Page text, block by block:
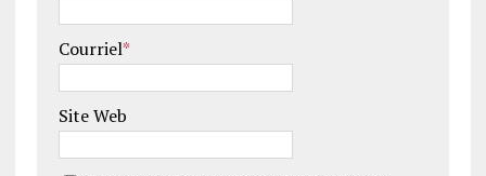
Courriel*
Site Web